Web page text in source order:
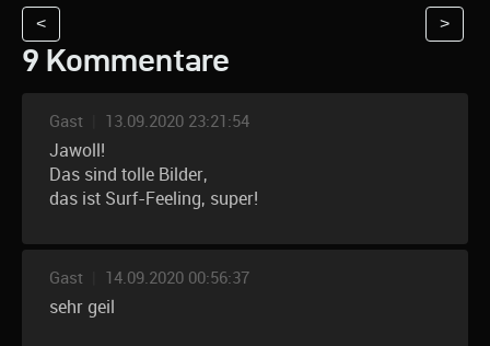
< >
9 Kommentare
Gast 13.09.2020 23:21:54
Jawoll!
Das sind tolle Bilder,
das ist Surf-Feeling, super!
Gast 14.09.2020 00:56:37
sehr geil